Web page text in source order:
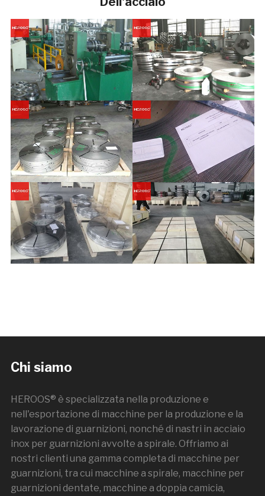
Chi siamo
HEROOS® è specializzata nella produzione e
nell'esportazione di macchine per la produzione e la
lavorazione di guarnizioni, nonché di nastri in acciaio
inox per guarnizioni avvolte a spirale. Offriamo ai
nostri clienti una gamma completa di macchine per
guarnizioni, tra cui macchine a spirale, macchine per
guarnizioni dentate, macchine a doppia camicia,